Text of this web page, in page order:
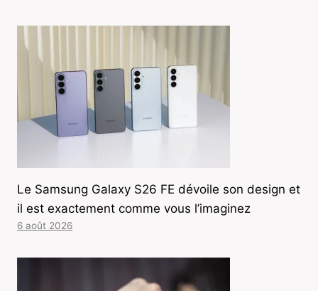
Le Samsung Galaxy S26 FE dévoile son design et
il est exactement comme vous l’imaginez
6 août 2026